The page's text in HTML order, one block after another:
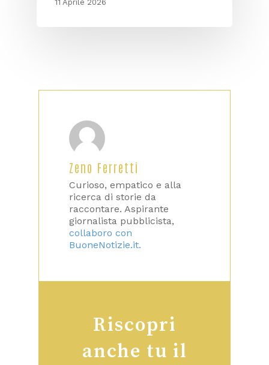
11 Aprile 2026
Zeno Ferretti
Curioso, empatico e alla
ricerca di storie da
raccontare. Aspirante
giornalista pubblicista,
collaboro con
BuoneNotizie.it.
Riscopri
anche tu il